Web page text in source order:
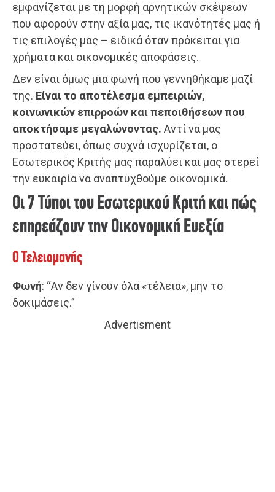
εμφανίζεται με τη μορφή αρνητικών σκέψεων
που αφορούν στην αξία μας, τις ικανότητές μας ή
τις επιλογές μας – ειδικά όταν πρόκειται για
χρήματα και οικονομικές αποφάσεις.
Δεν είναι όμως μια φωνή που γεννηθήκαμε μαζί
της. Είναι το αποτέλεσμα εμπειριών,
κοινωνικών επιρροών και πεποιθήσεων που
αποκτήσαμε μεγαλώνοντας. Αντί να μας
προστατεύει, όπως συχνά ισχυρίζεται, ο
Εσωτερικός Κριτής μας παραλύει και μας στερεί
την ευκαιρία να αναπτυχθούμε οικονομικά.
Οι 7 Τύποι του Εσωτερικού Κριτή και πώς
επηρεάζουν την Οικονομική Ευεξία
Ο Τελειομανής
Φωνή: “Αν δεν γίνουν όλα «τέλεια», μην το
δοκιμάσεις.”
Advertisment